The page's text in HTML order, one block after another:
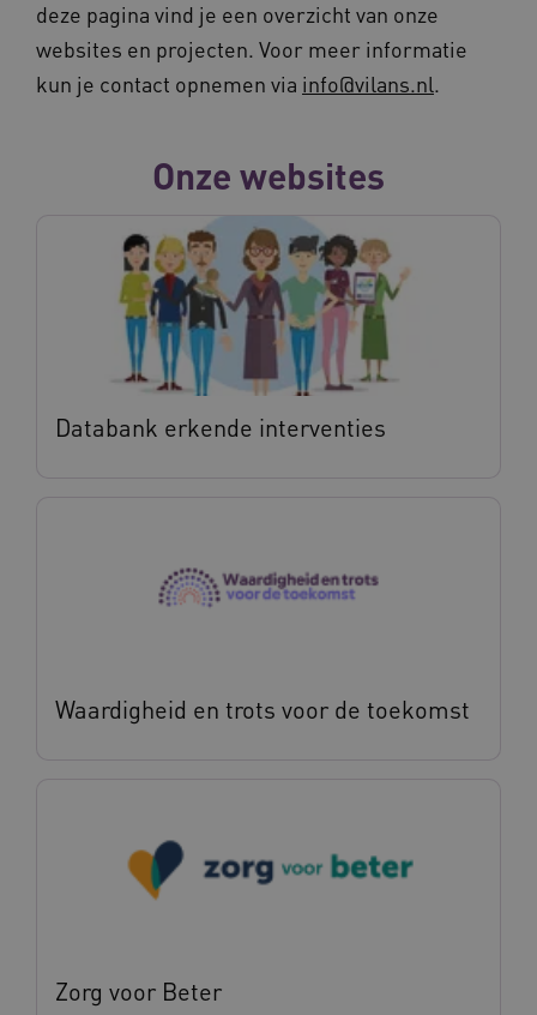
deze pagina vind je een overzicht van onze
websites en projecten. Voor meer informatie
kun je contact opnemen via info@vilans.nl
Onze websites
Databank erkende interventies
Waardigheid en trots voor de toekomst
Zorg voor Beter